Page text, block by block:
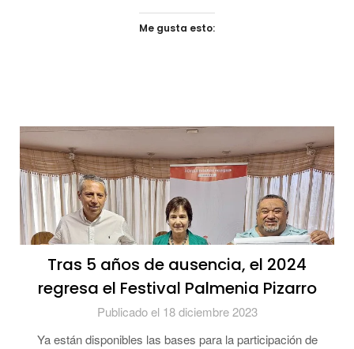
Me gusta esto:
Tras 5 años de ausencia, el 2024
regresa el Festival Palmenia Pizarro
Publicado el 18 diciembre 2023
Ya están disponibles las bases para la participación de